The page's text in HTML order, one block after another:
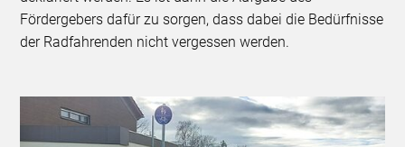
Fördergebers dafür zu sorgen, dass dabei die Bedürfnisse
der Radfahrenden nicht vergessen werden.